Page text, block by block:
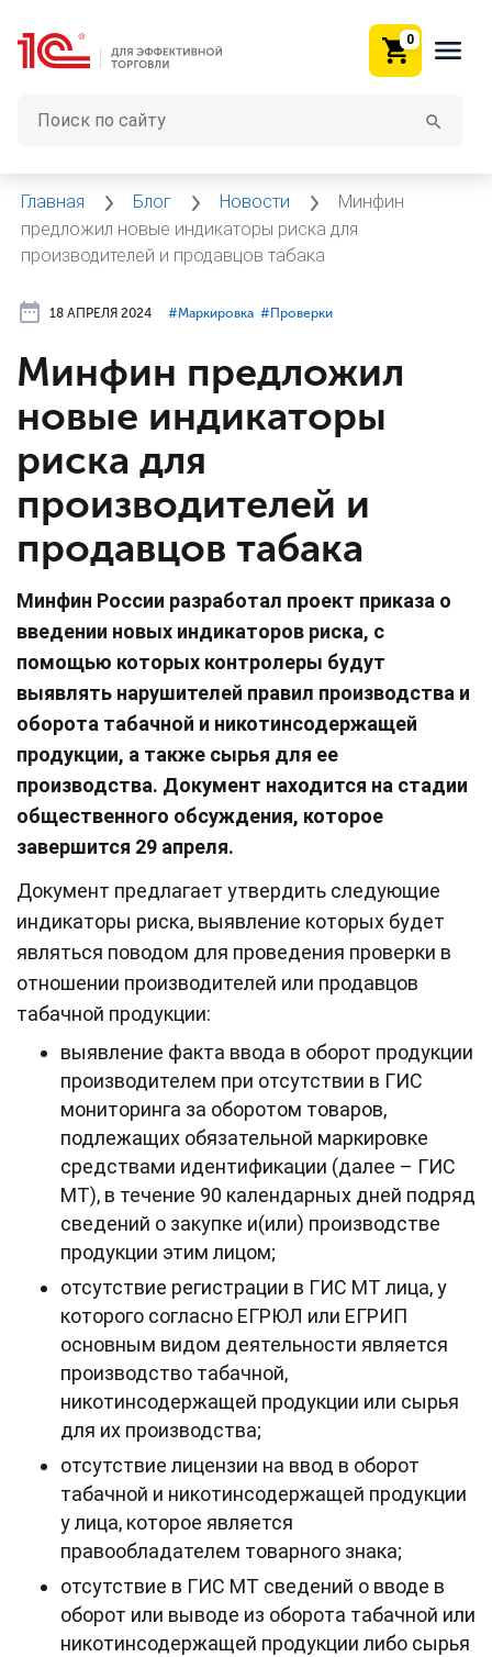
0
Главная Блог Новости
Минфин
предложил новые индикаторы риска для
производителей и продавцов табака
18 АПРЕЛЯ 2024 #⁣Маркировка #⁣Проверки
Минфин предложил
новые индикаторы
риска для
производителей и
продавцов табака
Минфин России разработал проект приказа о
введении новых индикаторов риска, с
помощью которых контролеры будут
выявлять нарушителей правил производства и
оборота табачной и никотинсодержащей
продукции, а также сырья для ее
производства. Документ находится на стадии
общественного обсуждения, которое
завершится 29 апреля.
Документ предлагает утвердить следующие
индикаторы риска, выявление которых будет
являться поводом для проведения проверки в
отношении производителей или продавцов
табачной продукции:
выявление факта ввода в оборот продукции
производителем при отсутствии в ГИС
мониторинга за оборотом товаров,
подлежащих обязательной маркировке
средствами идентификации (далее – ГИС
МТ), в течение 90 календарных дней подряд
сведений о закупке и(или) производстве
продукции этим лицом;
отсутствие регистрации в ГИС МТ лица, у
которого согласно ЕГРЮЛ или ЕГРИП
основным видом деятельности является
производство табачной,
никотинсодержащей продукции или сырья
для их производства;
отсутствие лицензии на ввод в оборот
табачной и никотинсодержащей продукции
у лица, которое является
правообладателем товарного знака;
отсутствие в ГИС МТ сведений о вводе в
оборот или выводе из оборота табачной или
никотинсодержащей продукции либо сырья